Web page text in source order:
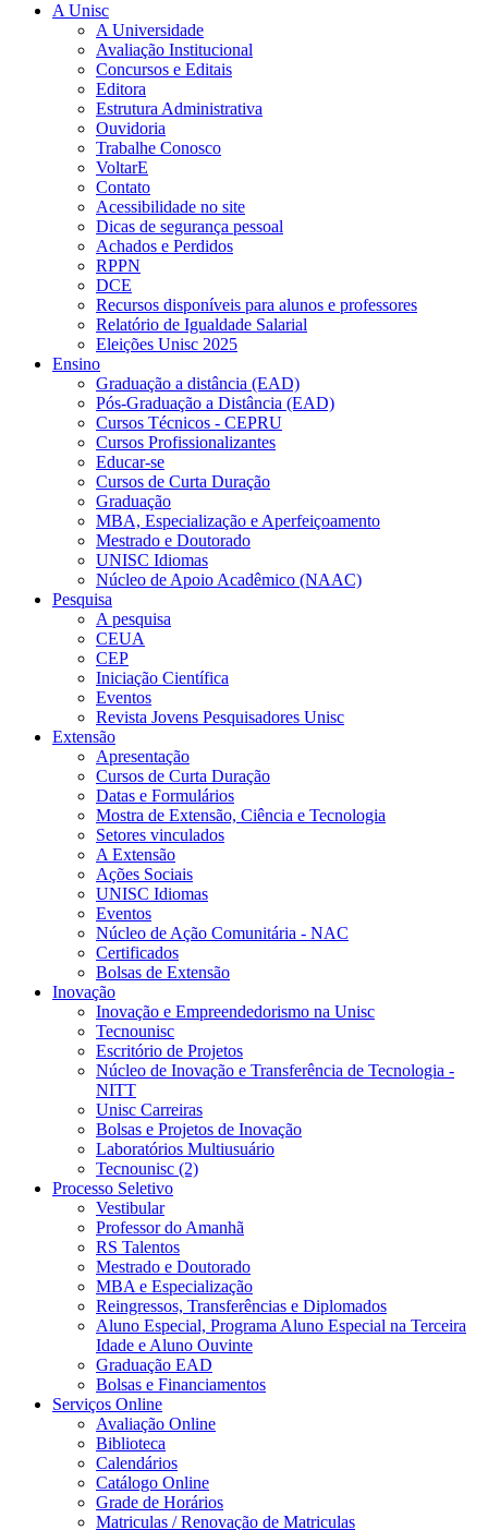
A Unisc
A Universidade
Avaliação Institucional
Concursos e Editais
Editora
Estrutura Administrativa
Ouvidoria
Trabalhe Conosco
VoltarE
Contato
Acessibilidade no site
Dicas de segurança pessoal
Achados e Perdidos
RPPN
DCE
Recursos disponíveis para alunos e professores
Relatório de Igualdade Salarial
Eleições Unisc 2025
Ensino
Graduação a distância (EAD)
Pós-Graduação a Distância (EAD)
Cursos Técnicos - CEPRU
Cursos Profissionalizantes
Educar-se
Cursos de Curta Duração
Graduação
MBA, Especialização e Aperfeiçoamento
Mestrado e Doutorado
UNISC Idiomas
Núcleo de Apoio Acadêmico (NAAC)
Pesquisa
A pesquisa
CEUA
CEP
Iniciação Científica
Eventos
Revista Jovens Pesquisadores Unisc
Extensão
Apresentação
Cursos de Curta Duração
Datas e Formulários
Mostra de Extensão, Ciência e Tecnologia
Setores vinculados
A Extensão
Ações Sociais
UNISC Idiomas
Eventos
Núcleo de Ação Comunitária - NAC
Certificados
Bolsas de Extensão
Inovação
Inovação e Empreendedorismo na Unisc
Tecnounisc
Escritório de Projetos
Núcleo de Inovação e Transferência de Tecnologia -
NITT
Unisc Carreiras
Bolsas e Projetos de Inovação
Laboratórios Multiusuário
Tecnounisc (2)
Processo Seletivo
Vestibular
Professor do Amanhã
RS Talentos
Mestrado e Doutorado
MBA e Especialização
Reingressos, Transferências e Diplomados
Aluno Especial, Programa Aluno Especial na Terceira
Idade e Aluno Ouvinte
Graduação EAD
Bolsas e Financiamentos
Serviços Online
Avaliação Online
Biblioteca
Calendários
Catálogo Online
Grade de Horários
Matriculas / Renovação de Matriculas